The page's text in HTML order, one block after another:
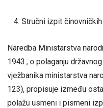
Stručni izpit činovničkih
Naredba Ministarstva
1943., o polaganju
vježbanika ministarstva
123), propisuje između
polažu usmeni i pismeni